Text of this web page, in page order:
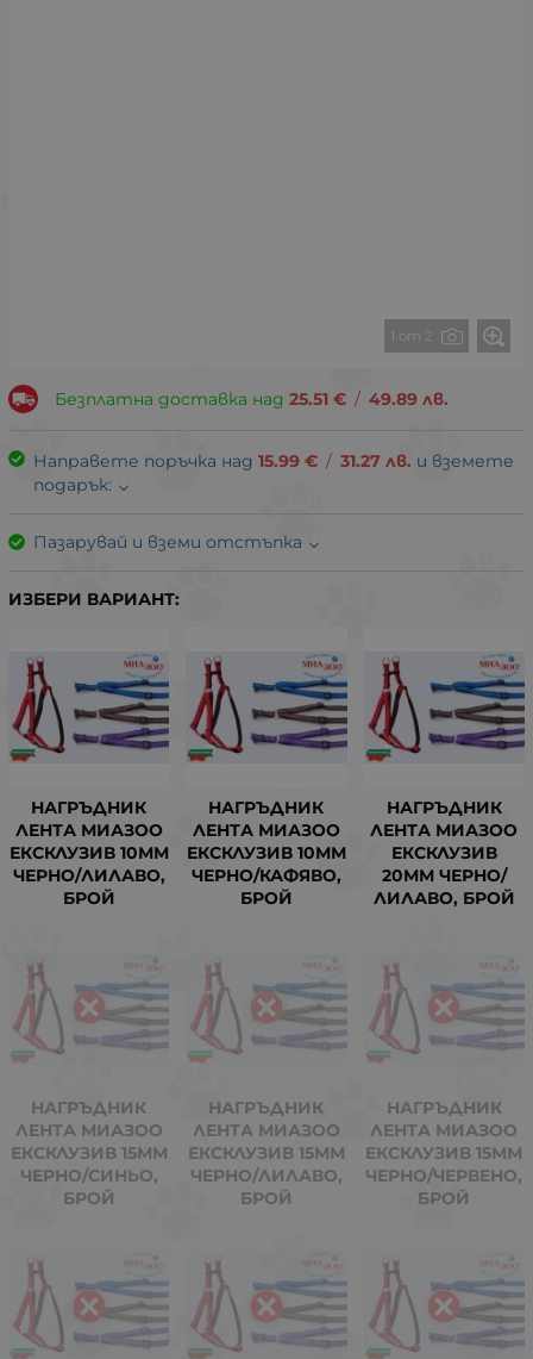
1 от 2
Безплатна доставка над 25.51 € / 49.89 лв.
Направете поръчка над 15.99 € / 31.27 лв. и вземете
подарък:
Пазарувай и вземи отстъпка
ИЗБЕРИ ВАРИАНТ:
НАГРЪДНИК
ЛЕНТА МИАЗОО
ЕКСКЛУЗИВ 10ММ
ЧЕРНО/ЛИЛАВО,
БРОЙ
НАГРЪДНИК
ЛЕНТА МИАЗОО
ЕКСКЛУЗИВ 10ММ
ЧЕРНО/КАФЯВО,
БРОЙ
НАГРЪДНИК
ЛЕНТА МИАЗОО
ЕКСКЛУЗИВ
20ММ ЧЕРНО/
ЛИЛАВО, БРОЙ
НАГРЪДНИК
ЛЕНТА МИАЗОО
ЕКСКЛУЗИВ 15ММ
ЧЕРНО/СИНЬО,
БРОЙ
НАГРЪДНИК
ЛЕНТА МИАЗОО
ЕКСКЛУЗИВ 15ММ
ЧЕРНО/ЛИЛАВО,
БРОЙ
НАГРЪДНИК
ЛЕНТА МИАЗОО
ЕКСКЛУЗИВ 15ММ
ЧЕРНО/ЧЕРВЕНО,
БРОЙ